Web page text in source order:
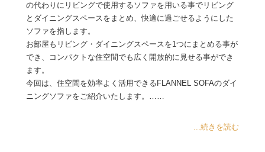
の代わりにリビングで使用するソファを用いる事でリビング
とダイニングスペースをまとめ、快適に過ごせるようにした
ソファを指します。
お部屋もリビング・ダイニングスペースを1つにまとめる事が
でき、コンパクトな住空間でも広く開放的に見せる事ができ
ます。
今回は、住空間を効率よく活用できるFLANNEL SOFAのダイ
ニングソファをご紹介いたします。……
...続きを読む